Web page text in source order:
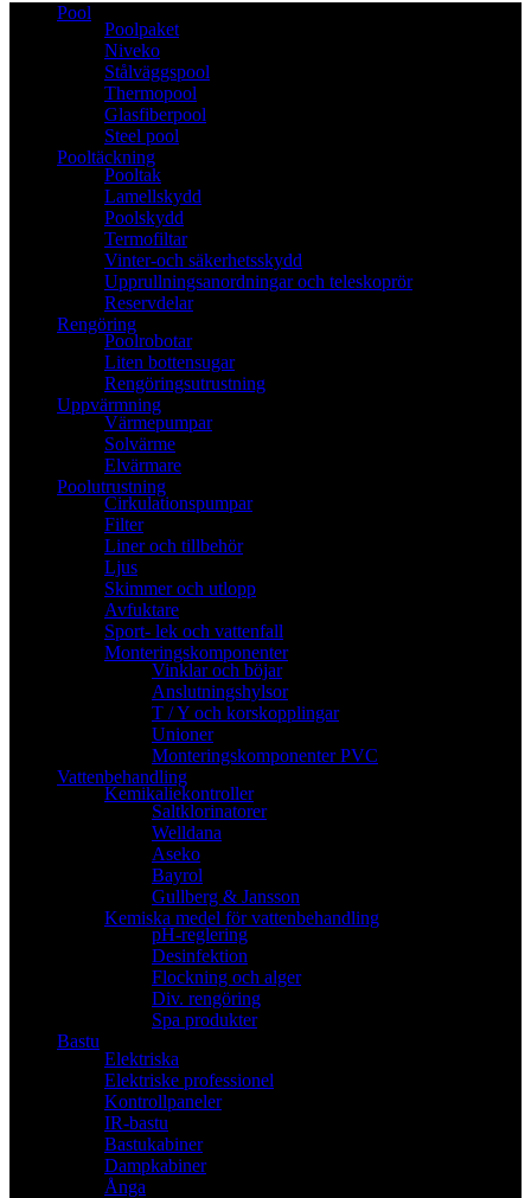
Pool
Poolpaket
Niveko
Stålväggspool
Thermopool
Glasfiberpool
Steel pool
Pooltäckning
Pooltak
Lamellskydd
Poolskydd
Termofiltar
Vinter-och säkerhetsskydd
Upprullningsanordningar och teleskoprör
Reservdelar
Rengöring
Poolrobotar
Liten bottensugar
Rengöringsutrustning
Uppvärmning
Värmepumpar
Solvärme
Elvärmare
Poolutrustning
Cirkulationspumpar
Filter
Liner och tillbehör
Ljus
Skimmer och utlopp
Avfuktare
Sport- lek och vattenfall
Monteringskomponenter
Vinklar och böjar
Anslutningshylsor
T / Y och korskopplingar
Unioner
Monteringskomponenter PVC
Vattenbehandling
Kemikaliekontroller
Saltklorinatorer
Welldana
Aseko
Bayrol
Gullberg & Jansson
Kemiska medel för vattenbehandling
pH-reglering
Desinfektion
Flockning och alger
Div. rengöring
Spa produkter
Bastu
Elektriska
Elektriske professionel
Kontrollpaneler
IR-bastu
Bastukabiner
Dampkabiner
Ånga